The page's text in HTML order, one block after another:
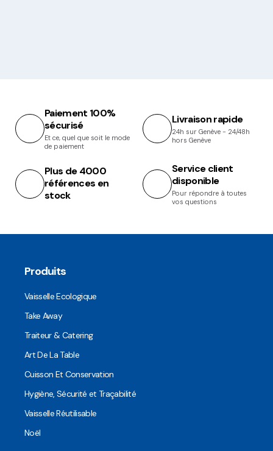
Paiement 100%
sécurisé
Et ce, quel que soit le mode
de paiement
Livraison rapide
24h sur Genève - 24/48h
hors Genève
Plus de 4000
références en
stock
Service client
disponible
Pour répondre à toutes
vos questions
Produits
Vaisselle Ecologique
Take Away
Traiteur & Catering
Art De La Table
Cuisson Et Conservation
Hygiène, Sécurité et Traçabilité
Vaisselle Réutilisable
Noël